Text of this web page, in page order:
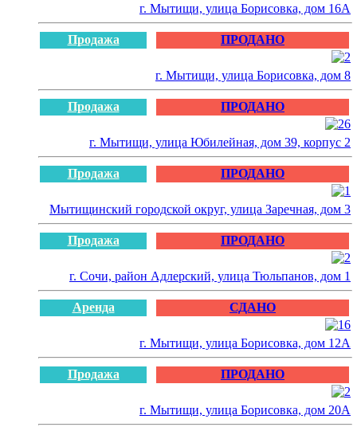
г. Мытищи, улица Борисовка, дом 16А
Продажа ПРОДАНО
г. Мытищи, улица Борисовка, дом 8
Продажа ПРОДАНО
г. Мытищи, улица Юбилейная, дом 39, корпус 2
Продажа ПРОДАНО
Мытищинский городской округ, улица Заречная, дом 3
Продажа ПРОДАНО
г. Сочи, район Адлерский, улица Тюльпанов, дом 1
Аренда СДАНО
г. Мытищи, улица Борисовка, дом 12А
Продажа ПРОДАНО
г. Мытищи, улица Борисовка, дом 20А